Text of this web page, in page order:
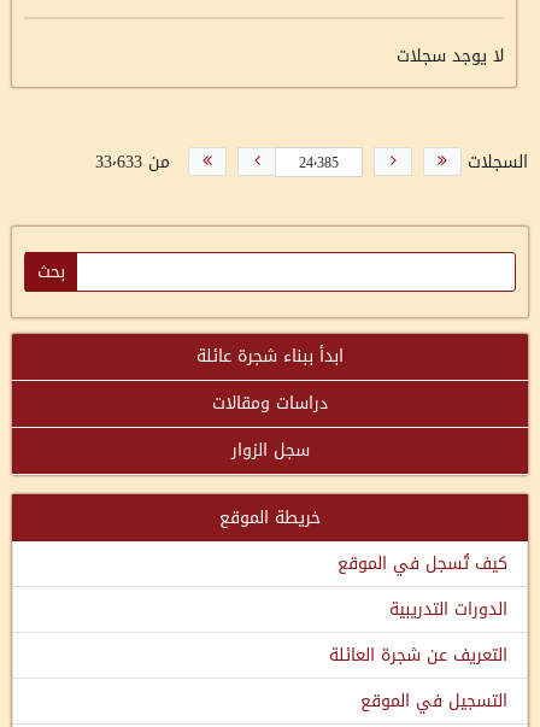
لا يوجد سجلات
السجلات من 33٬633
ابدأ ببناء شجرة عائلة
دراسات ومقالات
سجل الزوار
خريطة الموقع
كيف تُسجل في الموقع
الدورات التدريبية
التعريف عن شجرة العائلة
التسجيل في الموقع